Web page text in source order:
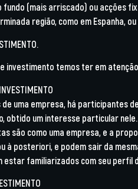
(mais arriscado) ou acções
região, como em Espanha,
investimento temos ter em
uma empresa, há participantes
obtido um interesse particular
são como uma empresa, e a
à posteriori, e podem sair da
familiarizados com seu perfil